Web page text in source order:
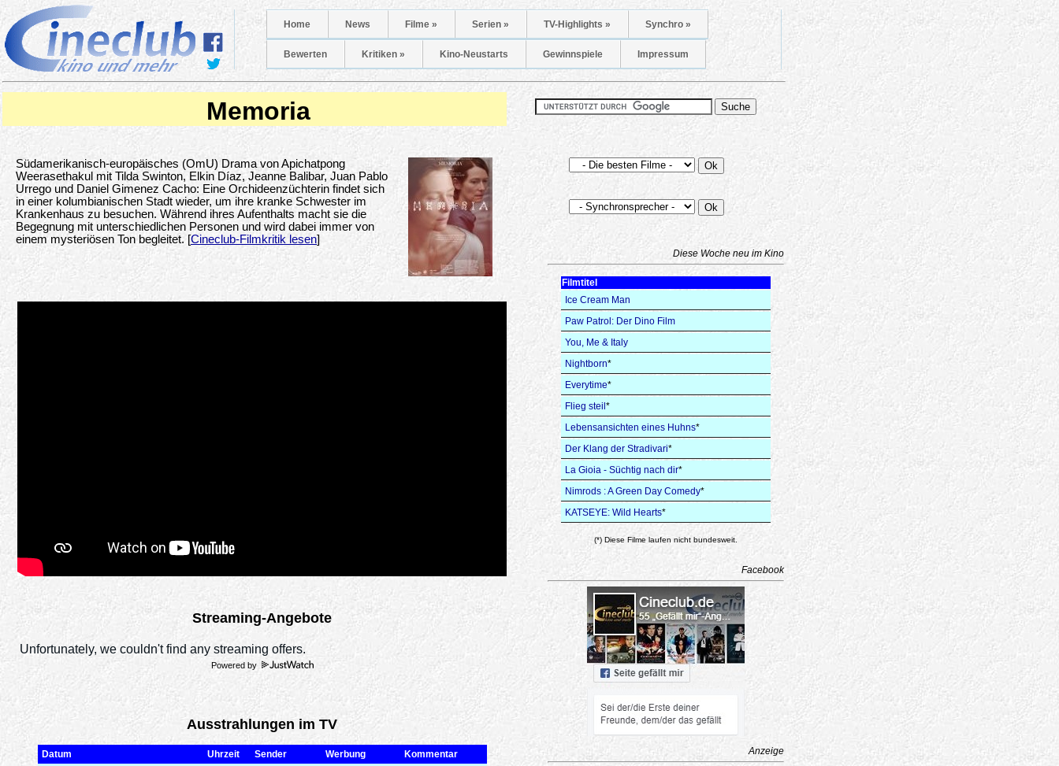
Home News Filme » Serien » TV-Highlights » Synchro »
Bewerten Kritiken » Kino-Neustarts Gewinnspiele Impressum
Memoria
Südamerikanisch-europäisches (OmU) Drama von Apichatpong
Weerasethakul mit Tilda Swinton, Elkin Díaz, Jeanne Balibar, Juan Pablo
Urrego und Daniel Gimenez Cacho: Eine Orchideenzüchterin findet sich
in einer kolumbianischen Stadt wieder, um ihre kranke Schwester im
Krankenhaus zu besuchen. Während ihres Aufenthalts macht sie die
Begegnung mit unterschiedlichen Personen und wird dabei immer von
einem mysteriösen Ton begleitet. [Cineclub-Filmkritik lesen]
Streaming-Angebote
Powered by
Ausstrahlungen im TV
Datum Uhrzeit Sender Werbung
Kommentar
Diese Woche neu im Kino
Filmtitel
Ice Cream Man
Paw Patrol: Der Dino Film
You, Me & Italy
Nightborn*
Everytime*
Flieg steil *
Lebensansichten eines Huhns*
Der Klang der Stradivari*
La Gioia - Süchtig nach dir*
Nimrods : A Green Day Comedy*
KATSEYE: Wild Hearts*
(*) Diese Filme laufen nicht bundesweit.
Facebook
Anzeige